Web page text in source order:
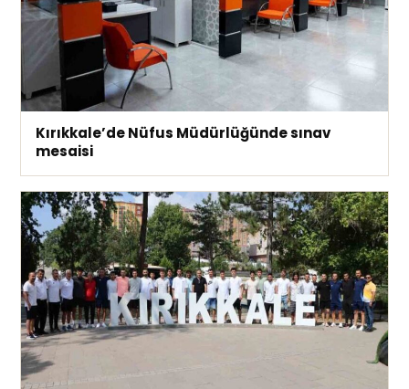
Kırıkkale’de Nüfus Müdürlüğünde sınav
mesaisi